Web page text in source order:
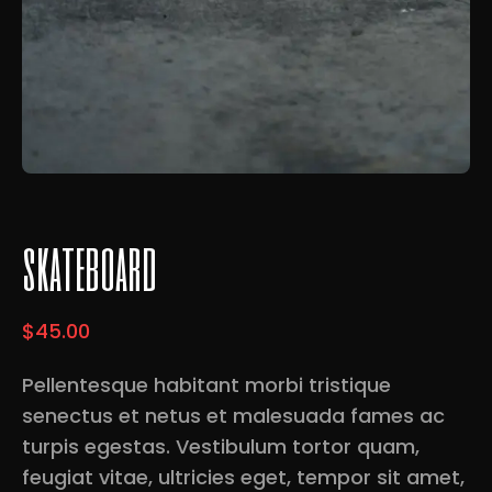
skateboard
$45.00
Pellentesque habitant morbi tristique
senectus et netus et malesuada fames ac
turpis egestas. Vestibulum tortor quam,
feugiat vitae, ultricies eget, tempor sit amet,